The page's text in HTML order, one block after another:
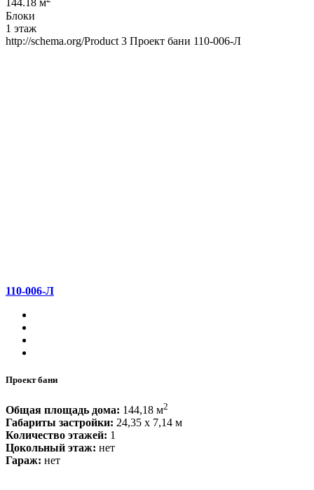
144.18 м
Блоки
1 этаж
http://schema.org/Product 3 Проект бани 110-006-Л
110-006-Л
Проект бани
Общая площадь дома: 144,18 м2
Габариты застройки: 24,35 x 7,14 м
Количество этажей: 1
Цокольный этаж: нет
Гараж: нет